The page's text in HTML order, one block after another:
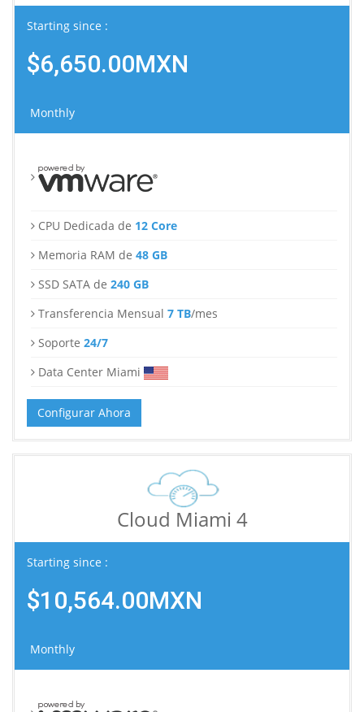
Starting since :
$6,650.00MXN
Monthly
CPU Dedicada de 12 Core
Memoria RAM de 48 GB
SSD SATA de 240 GB
Transferencia Mensual 7 TB/mes
Soporte 24/7
Data Center Miami
Configurar Ahora
Cloud Miami 4
Starting since :
$10,564.00MXN
Monthly